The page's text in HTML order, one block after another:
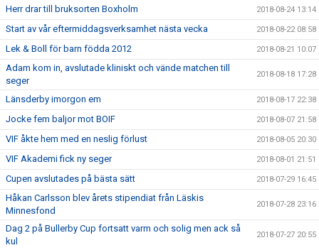
Herr drar till bruksorten Boxholm 2018-08-24 13:14
Start av vår eftermiddagsverksamhet nästa vecka 2018-08-22 08:58
Lek & Boll för barn födda 2012 2018-08-21 10:07
Adam kom in, avslutade kliniskt och vände matchen till
seger
2018-08-18 17:28
Länsderby imorgon em 2018-08-17 22:38
Jocke fem baljor mot BOIF 2018-08-07 21:58
VIF åkte hem med en neslig förlust 2018-08-05 20:30
VIF Akademi fick ny seger 2018-08-01 21:51
Cupen avslutades på bästa sätt 2018-07-29 16:45
Håkan Carlsson blev årets stipendiat från Läskis
Minnesfond
2018-07-28 23:16
Dag 2 på Bullerby Cup fortsatt varm och solig men ack så
kul
2018-07-27 20:55